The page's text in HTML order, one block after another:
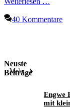
40 Kommentare
Neuste
Beiträge
Mehr
Engwe
mit